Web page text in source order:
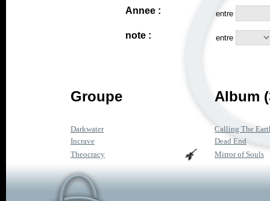
Annee : entre
note : entre
Groupe Album
Darkwater
Calling The
Incrave
Dead End
Theocracy
Mirror of Souls